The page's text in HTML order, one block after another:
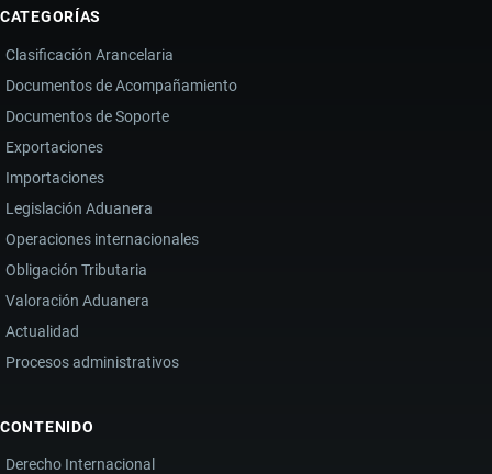
CATEGORÍAS
Clasificación Arancelaria
Documentos de Acompañamiento
Documentos de Soporte
Exportaciones
Importaciones
Legislación Aduanera
Operaciones internacionales
Obligación Tributaria
Valoración Aduanera
Actualidad
Procesos administrativos
CONTENIDO
Derecho Internacional